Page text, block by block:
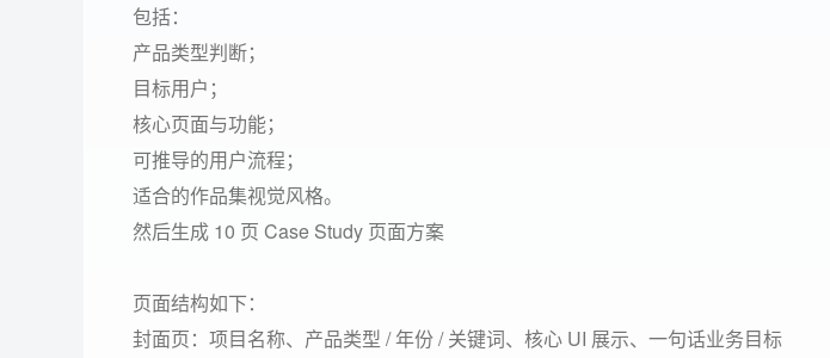
包括：
产品类型判断；
目标用户；
核心页面与功能；
可推导的用户流程；
适合的作品集视觉风格。
然后生成 10 页 Case Study 页面方案
页面结构如下：
封面页：项目名称、产品类型 / 年份 / 关键词、核心 UI 展示、一句话业务目标